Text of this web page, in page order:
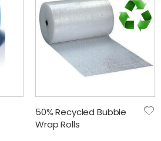
50% Recycled Bubble
Wrap Rolls